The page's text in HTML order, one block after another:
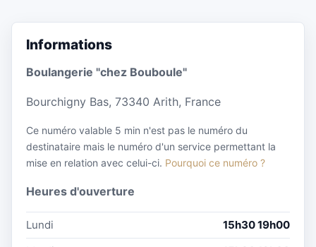
Informations
Boulangerie "chez Bouboule"
Bourchigny Bas, 73340 Arith, France
Ce numéro valable 5 min n'est pas le numéro du
destinataire mais le numéro d'un service permettant la
mise en relation avec celui-ci. Pourquoi ce numéro ?
Heures d'ouverture
Lundi
15h30 19h00